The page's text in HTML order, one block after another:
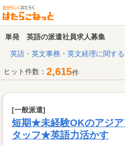
単発 英語の派遣社員求人募集
英語・英文事務・英文経理に関す
ヒット件数： 2,615件
[一般派遣]
短期★未経験OKのアジア
タッフ★英語力活かす